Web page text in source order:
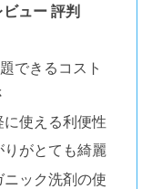
ュー 評判
できるコスト
使える利便性
がとても綺麗
ック洗剤の使